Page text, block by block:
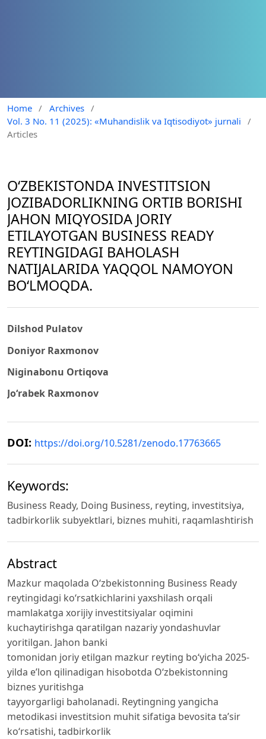
Home / Archives /
Vol. 3 No. 11 (2025): «Muhandislik va Iqtisodiyot» jurnali
/
Articles
O‘ZBEKISTONDA INVESTITSION
JOZIBADORLIKNING ORTIB BORISHI
JAHON MIQYOSIDA JORIY
ETILAYOTGAN BUSINESS READY
REYTINGIDAGI BAHOLASH
NATIJALARIDA YAQQOL NAMOYON
BO‘LMOQDA.
Dilshod Pulatov
Doniyor Raxmonov
Niginabonu Ortiqova
Jo‘rabek Raxmonov
DOI: https://doi.org/10.5281/zenodo.17763665
Keywords:
Business Ready, Doing Business, reyting, investitsiya,
tadbirkorlik subyektlari, biznes muhiti, raqamlashtirish
Abstract
Mazkur maqolada O‘zbekistonning Business Ready
reytingidagi ko‘rsatkichlarini yaxshilash orqali
mamlakatga xorijiy investitsiyalar oqimini
kuchaytirishga qaratilgan nazariy yondashuvlar
yoritilgan. Jahon banki
tomonidan joriy etilgan mazkur reyting bo‘yicha 2025-
yilda e’lon qilinadigan hisobotda O‘zbekistonning
biznes yuritishga
tayyorgarligi baholanadi. Reytingning yangicha
metodikasi investitsion muhit sifatiga bevosita ta’sir
ko‘rsatishi, tadbirkorlik